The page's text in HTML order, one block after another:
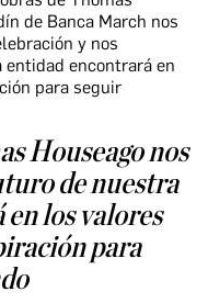
de Banca March nos
y nos
encontrará en
para seguir
Houseago nos
de nuestra
los valores
para